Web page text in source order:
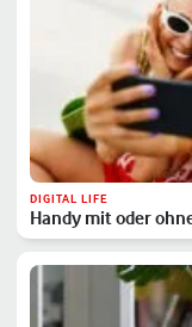
DIGITAL LIFE
Handy mit oder